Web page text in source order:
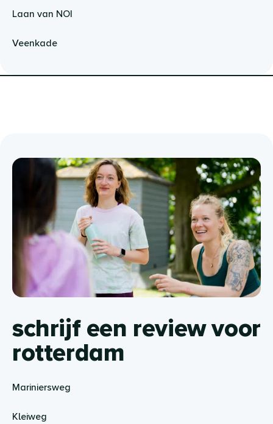
Laan van NOI
Veenkade
schrijf een review voor
rotterdam
Mariniersweg
Kleiweg